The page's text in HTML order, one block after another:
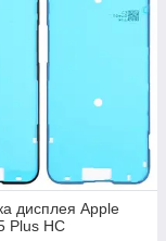
дисплея Apple
Plus HC